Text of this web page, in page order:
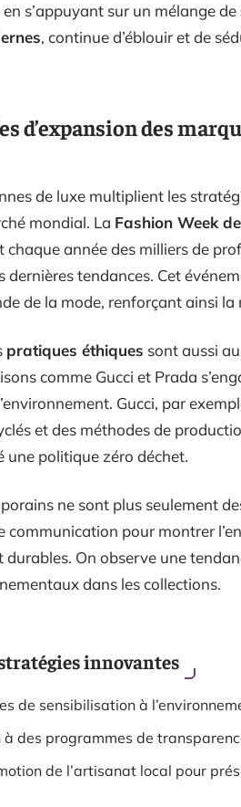
s’appuyant sur un mélange de
, continue d’éblouir et de
d’expansion des
de luxe multiplient les
mondial. La Fashion Week
année des milliers de
dernières tendances. Cet
de la mode, renforçant ainsi
pratiques éthiques sont aussi
comme Gucci et Prada
Gucci, par
et des méthodes de
une politique zéro déchet.
ne sont plus seulement
communication pour montrer
durables. On observe une
dans les collections.
innovantes
de sensibilisation à
des programmes de
de l’artisanat local pour